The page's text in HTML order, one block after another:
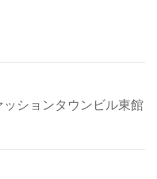
ションタウンビル東館